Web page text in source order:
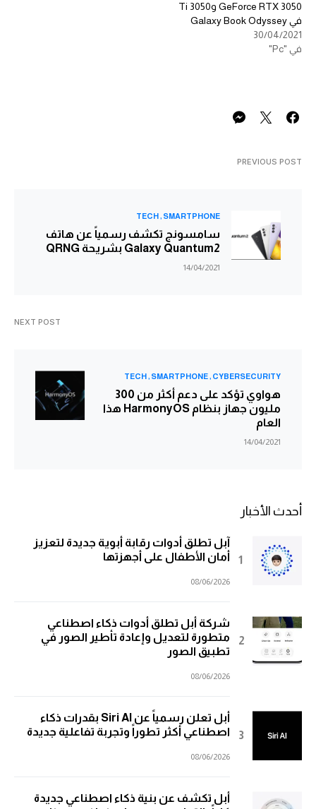
GeForce RTX 3050 و3050 Ti
في Galaxy Book Odyssey
30/04/2021
في "Pc"
PREVIOUS POST
SMARTPHONE
TECH
سامسونج تكشف رسمياً عن هاتف
Galaxy Quantum2 بشريحة QRNG
14/04/2021
NEXT POST
CYBERSECURITY
SMARTPHONE
TECH
هواوي تؤكد على دعم أكثر من 300
مليون جهاز بنظام HarmonyOS هذا
العام
14/04/2021
أحدث الأخبار
آبل تطلق أدوات رقابة أبوية جديدة لتعزيز
أمان الأطفال على أجهزتها
08/06/2026
شركة أبل تطلق أدوات ذكاء اصطناعي
متطورة لتعديل وإعادة تأطير الصور في
تطبيق الصور
08/06/2026
أبل تعلن رسمياً عن Siri AI بقدرات ذكاء
اصطناعي أكثر تطوراً وتجربة تفاعلية جديدة
08/06/2026
أبل تكشف عن بنية ذكاء اصطناعي جديدة